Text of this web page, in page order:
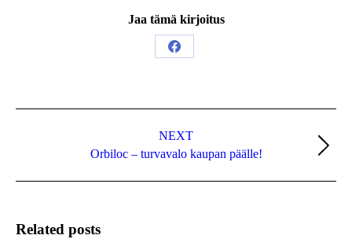
Jaa tämä kirjoitus
Share
NEXT
Next
Orbiloc – turvavalo kaupan päälle!
Related posts